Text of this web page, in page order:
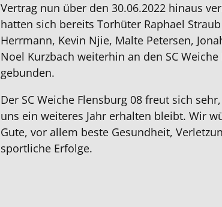
Vertrag nun über den 30.06.2022 hinaus
hatten sich bereits Torhüter Raphael
Herrmann, Kevin Njie, Malte Petersen,
Noel Kurzbach weiterhin an den SC
gebunden.
Der SC Weiche Flensburg 08 freut sich
uns ein weiteres Jahr erhalten bleibt. Wir
Gute, vor allem beste Gesundheit,
sportliche Erfolge.